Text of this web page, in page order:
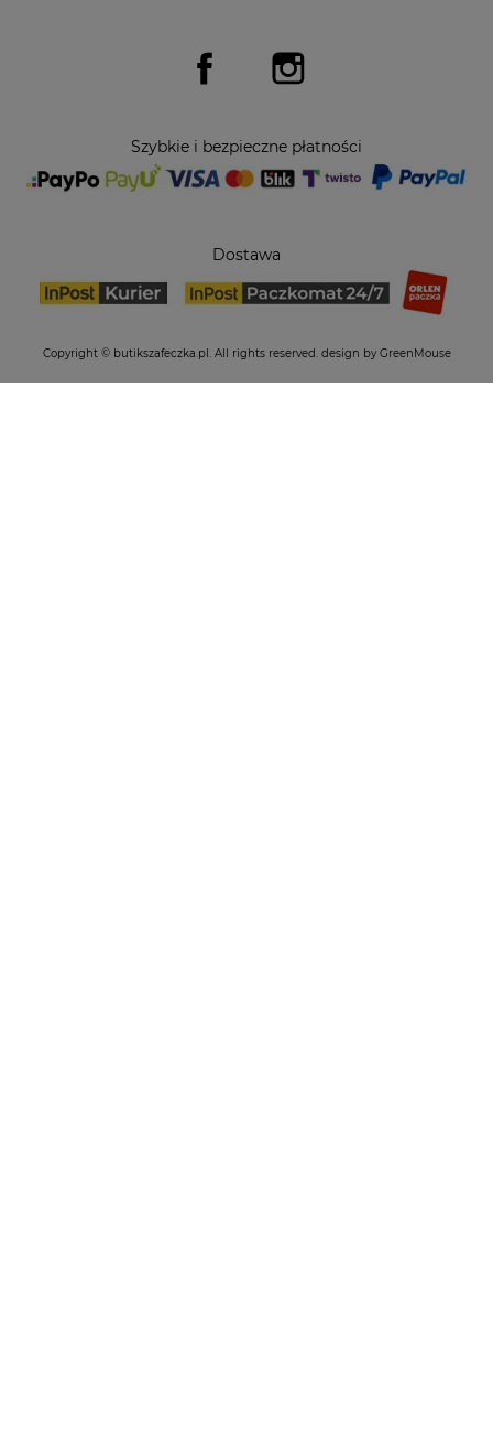
Facebook
Szybkie i bezpieczne płatności
Dostawa
Copyright © butikszafeczka.pl. All rights reserved. design by GreenMouse